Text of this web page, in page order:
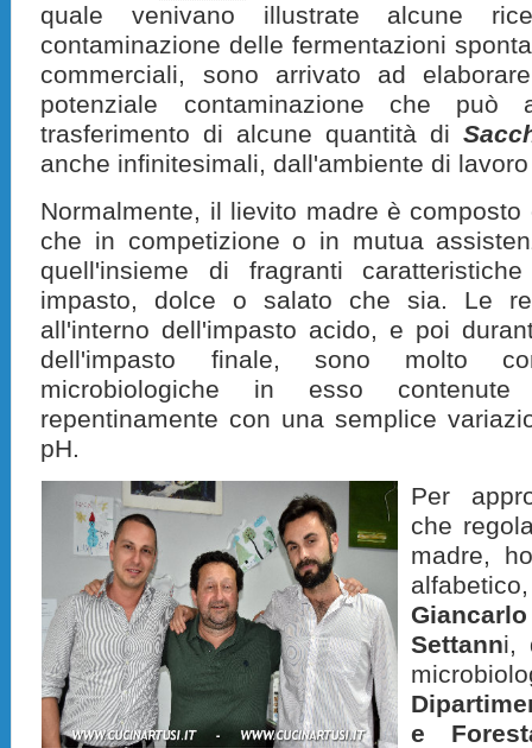
quale venivano illustrate alcune
contaminazione delle fermentazioni
commerciali, sono arrivato ad
potenziale contaminazione che
trasferimento di alcune quantità di
anche infinitesimali, dall'ambiente di
Normalmente, il lievito madre è
che in competizione o in mutua
quell'insieme di fragranti
impasto, dolce o salato che sia. Le
all'interno dell'impasto acido, e poi
dell'impasto finale, sono molto
microbiologiche in esso contenute
repentinamente con una semplice
pH.
Per
che
madre,
Settanni,
e